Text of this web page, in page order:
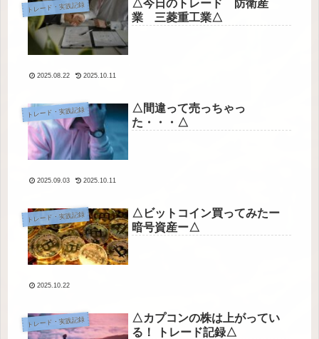
トレード・実践記録
△今日のトレード 防衛産
業 三菱重工業△
2025.08.22 2025.10.11
トレード・実践記録
△間違って売っちゃっ
た・・・△
2025.09.03 2025.10.11
トレード・実践記録
△ビットコイン買ってみたー
暗号資産ー△
2025.10.22
トレード・実践記録
△カプコンの株は上がってい
る！ トレード記録△